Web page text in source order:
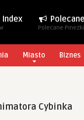
Index Polecane
Polecane Pinezki
Miasto Biznes
Cybinka